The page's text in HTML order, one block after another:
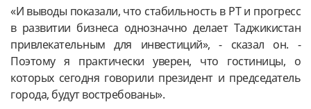
«И выводы показали, что стабильность в РТ и прогресс
в развитии бизнеса однозначно делает Таджикистан
привлекательным для инвестиций», - сказал он. -
Поэтому я практически уверен, что гостиницы, о
которых сегодня говорили президент и председатель
города, будут востребованы».